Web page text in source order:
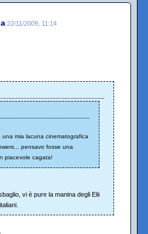
22/11/2009, 11:14
mia lacuna cinematografica
pensavo fosse una
piacevole cagata!
vi è pure la manina degli Elii